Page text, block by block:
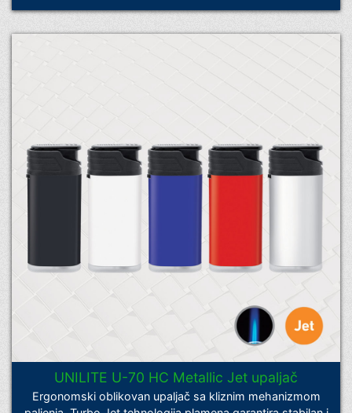
UNILITE U-70 HC Metallic Jet upaljač
Ergonomski oblikovan upaljač sa kliznim mehanizmom